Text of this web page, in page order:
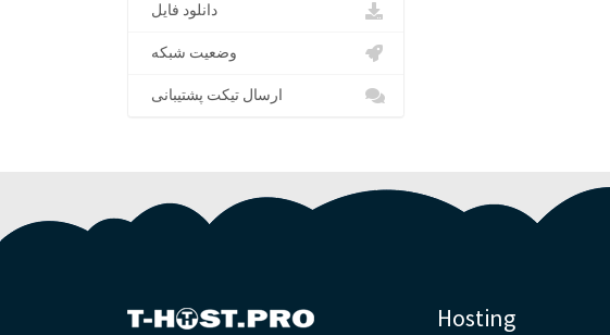
دانلود فایل
وضعیت شبکه
ارسال تیکت پشتیبانی
Hosting